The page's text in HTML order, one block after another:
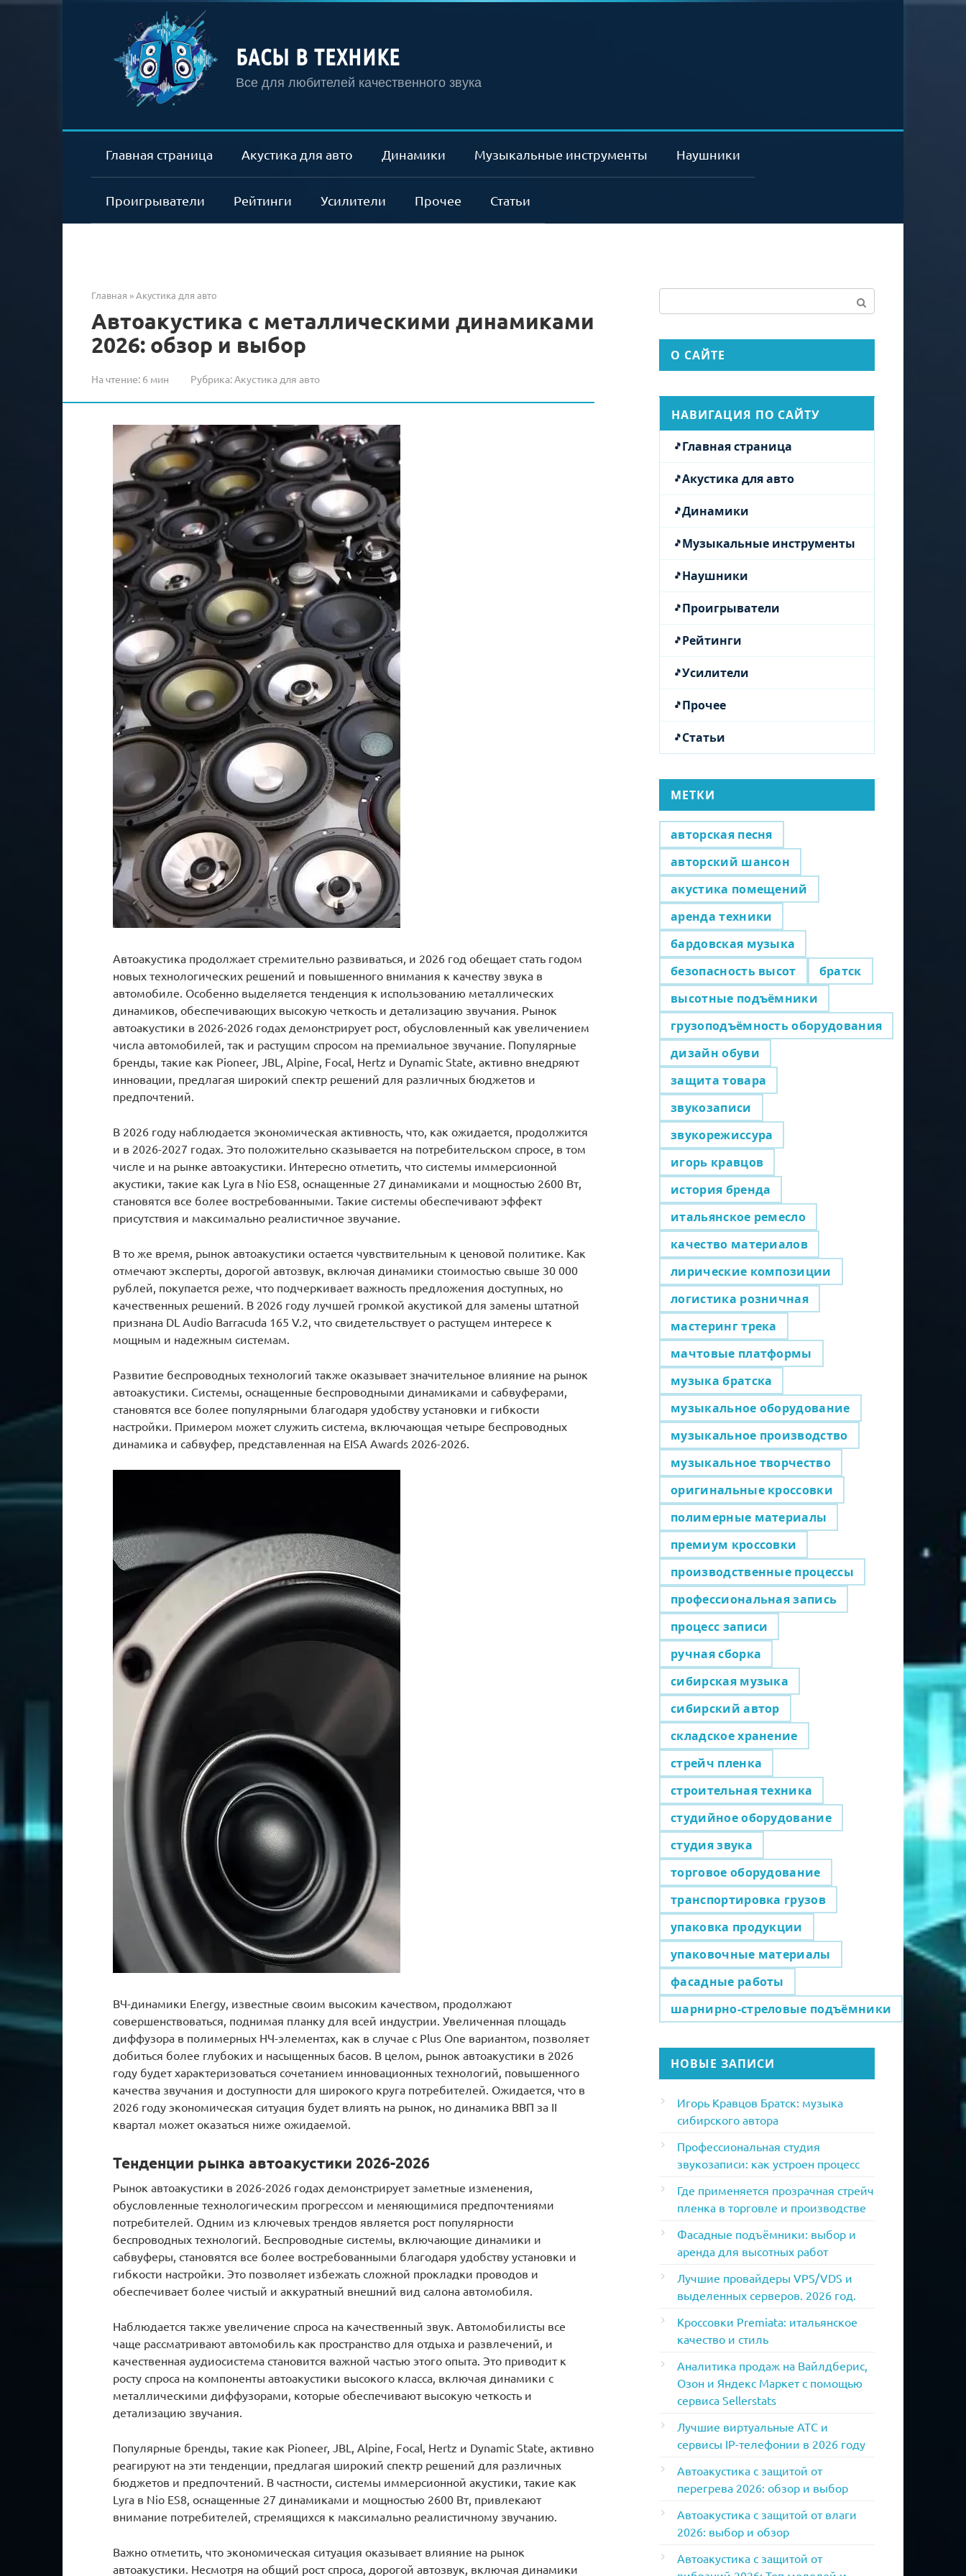
БАСЫ В ТЕХНИКЕ
Все для любителей качественного звука
Главная страница Акустика для авто Динамики Музыкальные инструменты Наушники
Проигрыватели Рейтинги Усилители Прочее Статьи
Главная »Акустика для авто
Автоакустика с металлическими динамиками
2026: обзор и выбор
На чтение: 6 мин Рубрика:Акустика для авто
Автоакустика продолжает стремительно развиваться, и 2026 год обещает стать годом
новых технологических решений и повышенного внимания к качеству звука в
автомобиле. Особенно выделяется тенденция к использованию металлических
динамиков, обеспечивающих высокую четкость и детализацию звучания. Рынок
автоакустики в 2026-2026 годах демонстрирует рост, обусловленный как увеличением
числа автомобилей, так и растущим спросом на премиальное звучание. Популярные
бренды, такие как Pioneer, JBL, Alpine, Focal, Hertz и Dynamic State, активно внедряют
инновации, предлагая широкий спектр решений для различных бюджетов и
предпочтений.
В 2026 году наблюдается экономическая активность, что, как ожидается, продолжится
и в 2026-2027 годах. Это положительно сказывается на потребительском спросе, в том
числе и на рынке автоакустики. Интересно отметить, что системы иммерсионной
акустики, такие как Lyra в Nio ES8, оснащенные 27 динамиками и мощностью 2600 Вт,
становятся все более востребованными. Такие системы обеспечивают эффект
присутствия и максимально реалистичное звучание.
В то же время, рынок автоакустики остается чувствительным к ценовой политике. Как
отмечают эксперты, дорогой автозвук, включая динамики стоимостью свыше 30 000
рублей, покупается реже, что подчеркивает важность предложения доступных, но
качественных решений. В 2026 году лучшей громкой акустикой для замены штатной
признана DL Audio Barracuda 165 V.2, что свидетельствует о растущем интересе к
мощным и надежным системам.
Развитие беспроводных технологий также оказывает значительное влияние на рынок
автоакустики. Системы, оснащенные беспроводными динамиками и сабвуферами,
становятся все более популярными благодаря удобству установки и гибкости
настройки. Примером может служить система, включающая четыре беспроводных
динамика и сабвуфер, представленная на EISA Awards 2026-2026.
ВЧ-динамики Energy, известные своим высоким качеством, продолжают
совершенствоваться, поднимая планку для всей индустрии. Увеличенная площадь
диффузора в полимерных НЧ-элементах, как в случае с Plus One вариантом, позволяет
добиться более глубоких и насыщенных басов. В целом, рынок автоакустики в 2026
году будет характеризоваться сочетанием инновационных технологий, повышенного
качества звучания и доступности для широкого круга потребителей. Ожидается, что в
2026 году экономическая ситуация будет влиять на рынок, но динамика ВВП за II
квартал может оказаться ниже ожидаемой.
Тенденции рынка автоакустики 2026-2026
Рынок автоакустики в 2026-2026 годах демонстрирует заметные изменения,
обусловленные технологическим прогрессом и меняющимися предпочтениями
потребителей. Одним из ключевых трендов является рост популярности
беспроводных технологий. Беспроводные системы, включающие динамики и
сабвуферы, становятся все более востребованными благодаря удобству установки и
гибкости настройки. Это позволяет избежать сложной прокладки проводов и
обеспечивает более чистый и аккуратный внешний вид салона автомобиля.
Наблюдается также увеличение спроса на качественный звук. Автомобилисты все
чаще рассматривают автомобиль как пространство для отдыха и развлечений, и
качественная аудиосистема становится важной частью этого опыта. Это приводит к
росту спроса на компоненты автоакустики высокого класса, включая динамики с
металлическими диффузорами, которые обеспечивают высокую четкость и
детализацию звучания.
Популярные бренды, такие как Pioneer, JBL, Alpine, Focal, Hertz и Dynamic State, активно
реагируют на эти тенденции, предлагая широкий спектр решений для различных
бюджетов и предпочтений. В частности, системы иммерсионной акустики, такие как
Lyra в Nio ES8, оснащенные 27 динамиками и мощностью 2600 Вт, привлекают
внимание потребителей, стремящихся к максимально реалистичному звучанию.
Важно отметить, что экономическая ситуация оказывает влияние на рынок
автоакустики. Несмотря на общий рост спроса, дорогой автозвук, включая динамики
О САЙТЕ
НАВИГАЦИЯ ПО САЙТУ
Главная страница
Акустика для авто
Динамики
Музыкальные инструменты
Наушники
Проигрыватели
Рейтинги
Усилители
Прочее
Статьи
МЕТКИ
авторская песня
авторский шансон
акустика помещений
аренда техники
бардовская музыка
безопасность высот
братск
высотные подъёмники
грузоподъёмность оборудования
дизайн обуви
защита товара
звукозаписи
звукорежиссура
игорь кравцов
история бренда
итальянское ремесло
качество материалов
лирические композиции
логистика розничная
мастеринг трека
мачтовые платформы
музыка братска
музыкальное оборудование
музыкальное производство
музыкальное творчество
оригинальные кроссовки
полимерные материалы
премиум кроссовки
производственные процессы
профессиональная запись
процесс записи
ручная сборка
сибирская музыка
сибирский автор
складское хранение
стрейч пленка
строительная техника
студийное оборудование
студия звука
торговое оборудование
транспортировка грузов
упаковка продукции
упаковочные материалы
фасадные работы
шарнирно-стреловые подъёмники
НОВЫЕ ЗАПИСИ
Игорь Кравцов Братск: музыка
сибирского автора
Профессиональная студия
звукозаписи: как устроен процесс
Где применяется прозрачная стрейч
пленка в торговле и производстве
Фасадные подъёмники: выбор и
аренда для высотных работ
Лучшие провайдеры VPS/VDS и
выделенных серверов. 2026 год.
Кроссовки Premiata: итальянское
качество и стиль
Аналитика продаж на Вайлдберис,
Озон и Яндекс Маркет с помощью
сервиса Sellerstats
Лучшие виртуальные АТС и
сервисы IP-телефонии в 2026 году
Автоакустика с защитой от
перегрева 2026: обзор и выбор
Автоакустика с защитой от влаги
2026: выбор и обзор
Автоакустика с защитой от